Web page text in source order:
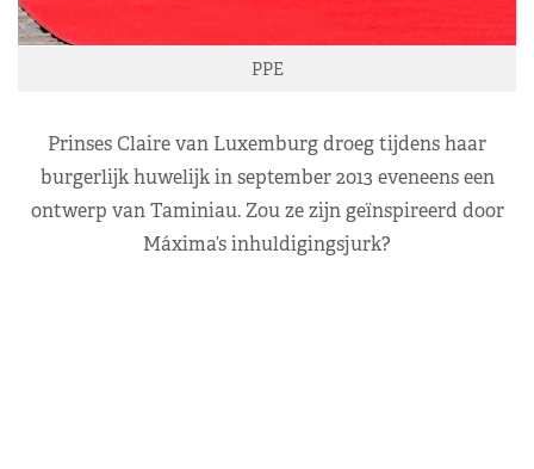
PPE
Prinses Claire van Luxemburg droeg tijdens haar
burgerlijk huwelijk in september 2013 eveneens een
ontwerp van Taminiau. Zou ze zijn geïnspireerd door
Máxima’s inhuldigingsjurk?